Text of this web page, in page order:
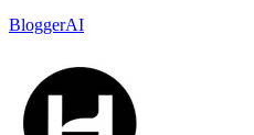
BloggerAI